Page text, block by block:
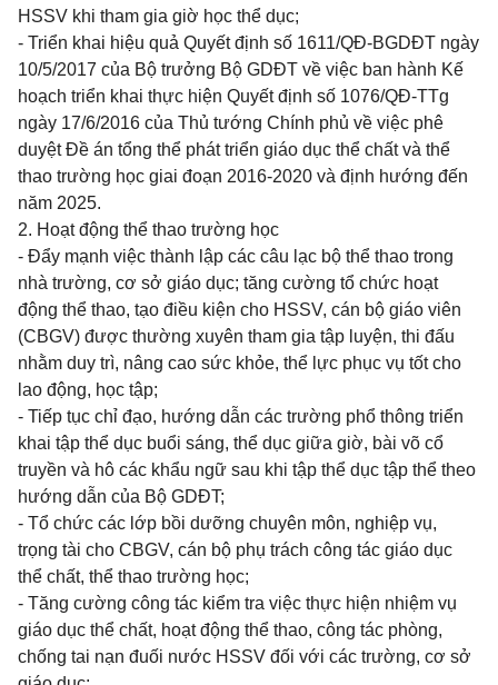
HSSV khi tham gia giờ học thể dục;
- Triển khai hiệu quả Quyết định số 1611/QĐ-BGDĐT ngày
10/5/2017 của Bộ trưởng Bộ GDĐT về việc ban hành Kế
hoạch triển khai thực hiện Quyết định số 1076/QĐ-TTg
ngày 17/6/2016 của Thủ tướng Chính phủ về việc phê
duyệt Đề án tổng thể phát triển giáo dục thể chất và thể
thao trường học giai đoạn 2016-2020 và định hướng đến
năm 2025.
2. Hoạt động thể thao trường học
- Đẩy mạnh việc thành lập các câu lạc bộ thể thao trong
nhà trường, cơ sở giáo dục; tăng cường tổ chức hoạt
động thể thao, tạo điều kiện cho HSSV, cán bộ giáo viên
(CBGV) được thường xuyên tham gia tập luyện, thi đấu
nhằm duy trì, nâng cao sức khỏe, thể lực phục vụ tốt cho
lao động, học tập;
- Tiếp tục chỉ đạo, hướng dẫn các trường phổ thông triển
khai tập thể dục buổi sáng, thể dục giữa giờ, bài võ cổ
truyền và hô các khẩu ngữ sau khi tập thể dục tập thể theo
hướng dẫn của Bộ GDĐT;
- Tổ chức các lớp bồi dưỡng chuyên môn, nghiệp vụ,
trọng tài cho CBGV, cán bộ phụ trách công tác giáo dục
thể chất, thể thao trường học;
- Tăng cường công tác kiểm tra việc thực hiện nhiệm vụ
giáo dục thể chất, hoạt động thể thao, công tác phòng,
chống tai nạn đuối nước HSSV đối với các trường, cơ sở